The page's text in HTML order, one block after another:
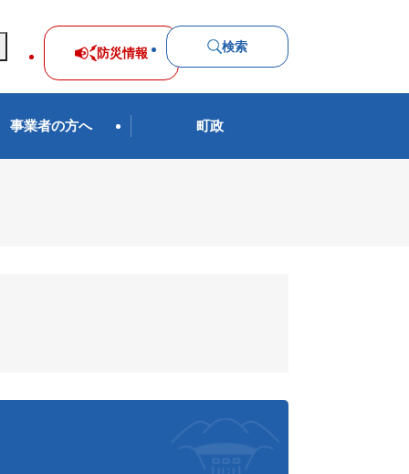
防災情報 検索
事業者の方へ 町政